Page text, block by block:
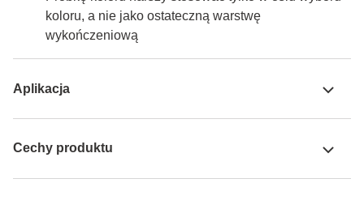
koloru, a nie jako ostateczną warstwę
wykończeniową
Aplikacja
Cechy produktu